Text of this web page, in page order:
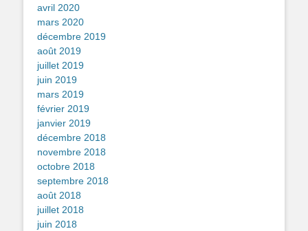
avril 2020
mars 2020
décembre 2019
août 2019
juillet 2019
juin 2019
mars 2019
février 2019
janvier 2019
décembre 2018
novembre 2018
octobre 2018
septembre 2018
août 2018
juillet 2018
juin 2018